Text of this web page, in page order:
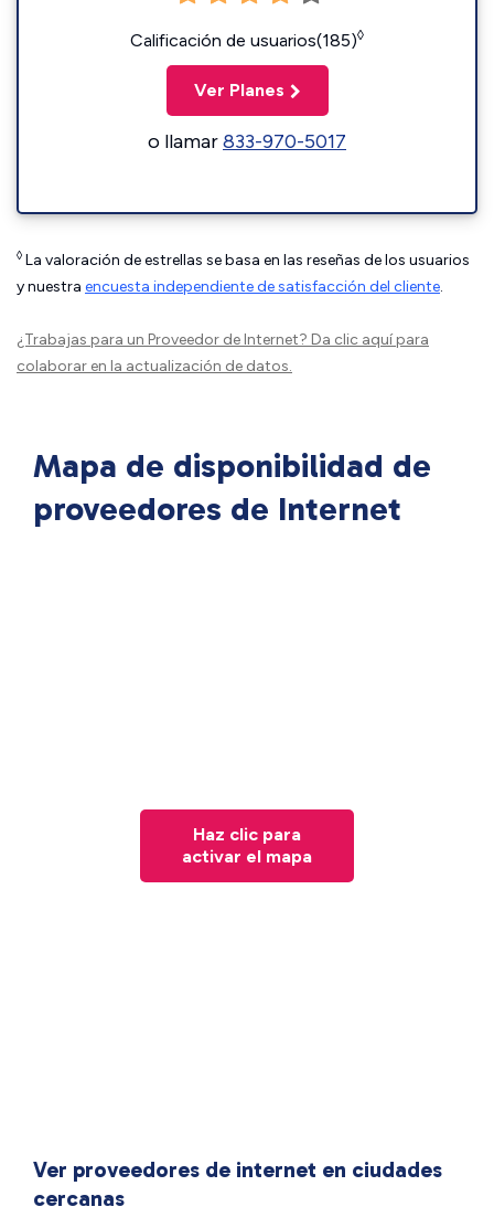
Calificación de usuarios(185)◊
Ver Planes
o llamar833-970-5017
◊ La valoración de estrellas se basa en las reseñas de los usuarios
y nuestra encuesta independiente de satisfacción del cliente.
¿Trabajas para un Proveedor de Internet? Da clic aquípara
colaborar en la actualización de datos.
Mapa de disponibilidad de
proveedores de Internet
Haz clic para
activar el mapa
Ver proveedores de internet en ciudades
cercanas